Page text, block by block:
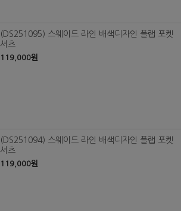
(DS251095) 스웨이드 라인 배색디자인 플랩 포켓
셔츠
119,000원
(DS251094) 스웨이드 라인 배색디자인 플랩 포켓
셔츠
119,000원